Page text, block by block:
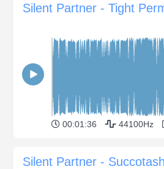
Silent Partner - Tight
00:01:36 44100Hz
Silent Partner - Succotash